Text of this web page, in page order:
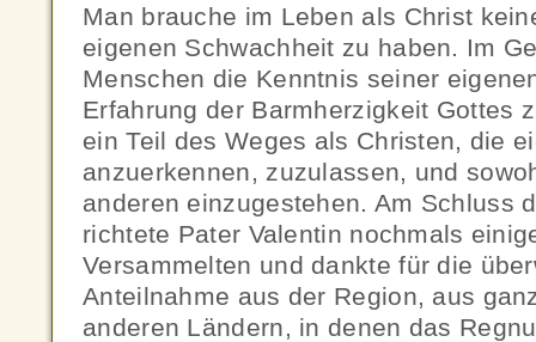
Man brauche im Leben als Christ
eigenen Schwachheit zu haben. Im
Menschen die Kenntnis seiner
Erfahrung der Barmherzigkeit Gottes
ein Teil des Weges als Christen, die
anzuerkennen, zuzulassen, und
anderen einzugestehen. Am Schluss
richtete Pater Valentin nochmals
Versammelten und dankte für die
Anteilnahme aus der Region, aus
anderen Ländern, in denen das